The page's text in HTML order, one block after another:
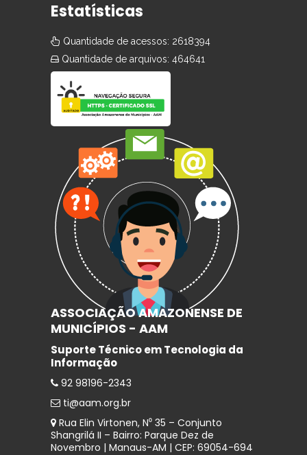
Estatísticas
Quantidade de acessos: 2618394
Quantidade de arquivos: 464641
ASSOCIAÇÃO AMAZONENSE DE
MUNICÍPIOS - AAM
Suporte Técnico em Tecnologia da
Informação
92 98196-2343
ti@aam.org.br
Rua Elin Virtonen, N⁰ 35 – Conjunto
Shangrilá II – Bairro: Parque Dez de
Novembro | Manaus-AM | CEP: 69054-694